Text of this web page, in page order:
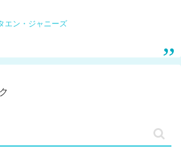
エン・ジャニーズ